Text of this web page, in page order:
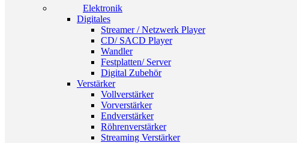
Elektronik
Digitales
Streamer / Netzwerk Player
CD/ SACD Player
Wandler
Festplatten/ Server
Digital Zubehör
Verstärker
Vollverstärker
Vorverstärker
Endverstärker
Röhrenverstärker
Streaming Verstärker